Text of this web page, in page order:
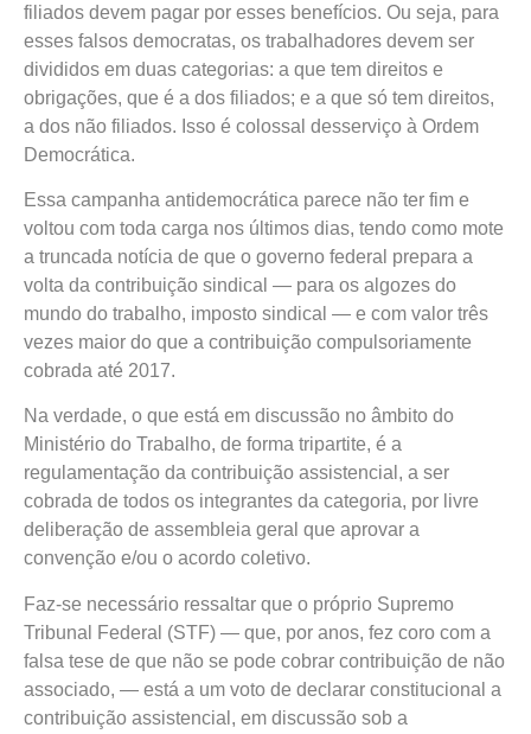
filiados devem pagar por esses benefícios. Ou seja, para
esses falsos democratas, os trabalhadores devem ser
divididos em duas categorias: a que tem direitos e
obrigações, que é a dos filiados; e a que só tem direitos,
a dos não filiados. Isso é colossal desserviço à Ordem
Democrática.
Essa campanha antidemocrática parece não ter fim e
voltou com toda carga nos últimos dias, tendo como mote
a truncada notícia de que o governo federal prepara a
volta da contribuição sindical — para os algozes do
mundo do trabalho, imposto sindical — e com valor três
vezes maior do que a contribuição compulsoriamente
cobrada até 2017.
Na verdade, o que está em discussão no âmbito do
Ministério do Trabalho, de forma tripartite, é a
regulamentação da contribuição assistencial, a ser
cobrada de todos os integrantes da categoria, por livre
deliberação de assembleia geral que aprovar a
convenção e/ou o acordo coletivo.
Faz-se necessário ressaltar que o próprio Supremo
Tribunal Federal (STF) — que, por anos, fez coro com a
falsa tese de que não se pode cobrar contribuição de não
associado, — está a um voto de declarar constitucional a
contribuição assistencial, em discussão sob a